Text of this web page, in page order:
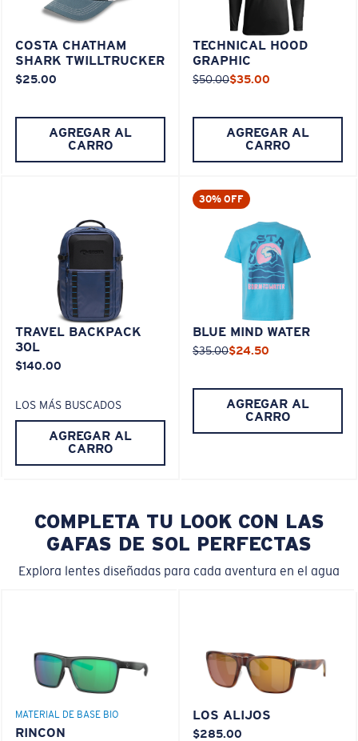
COSTA CHATHAM
SHARK TWILLTRUCKER
$25.00
AGREGAR AL
CARRO
TECHNICAL HOOD
GRAPHIC
$50.00$35.00
AGREGAR AL
CARRO
TRAVEL BACKPACK
30L
$140.00
LOS MÁS BUSCADOS
AGREGAR AL
CARRO
30% OFF
BLUE MIND WATER
$35.00$24.50
AGREGAR AL
CARRO
COMPLETA TU LOOK CON LAS
GAFAS DE SOL PERFECTAS
Explora lentes diseñadas para cada aventura en el agua
MATERIAL DE BASE BIO
RINCON
LOS ALIJOS
$285.00